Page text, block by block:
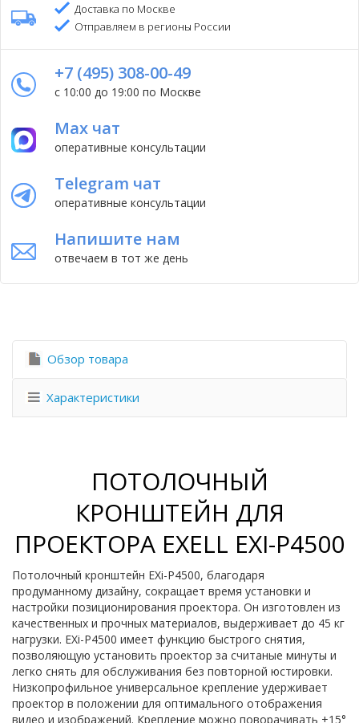
Доставка по Москве
Отправляем в регионы России
+7 (495) 308-00-49
с 10:00 до 19:00 по Москве
Max чат
оперативные консультации
Telegram чат
оперативные консультации
Напишите нам
отвечаем в тот же день
Обзор товара
Характеристики
ПОТОЛОЧНЫЙ
КРОНШТЕЙН ДЛЯ
ПРОЕКТОРА EXELL EXI-P4500
Потолочный кронштейн EXi-P4500, благодаря
продуманному дизайну, сокращает время установки и
настройки позиционирования проектора. Он изготовлен из
качественных и прочных материалов, выдерживает до 45 кг
нагрузки. EXi-P4500 имеет функцию быстрого снятия,
позволяющую установить проектор за считаные минуты и
легко снять для обслуживания без повторной юстировки.
Низкопрофильное универсальное крепление удерживает
проектор в положении для оптимального отображения
видео и изображений. Крепление можно поворачивать ±15°